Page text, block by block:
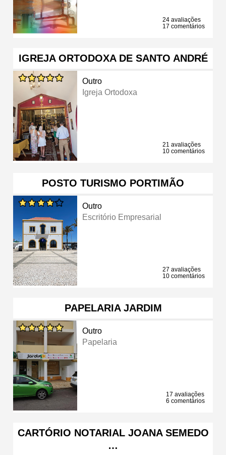
24 avaliações
17 comentários
IGREJA ORTODOXA DE SANTO ANDRÉ
Outro
Igreja Ortodoxa
21 avaliações
10 comentários
POSTO TURISMO PORTIMÃO
Outro
Escritório Empresarial
27 avaliações
10 comentários
PAPELARIA JARDIM
Outro
Papelaria
17 avaliações
6 comentários
CARTÓRIO NOTARIAL JOANA SEMEDO
…